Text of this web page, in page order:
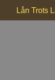
Lån Trots